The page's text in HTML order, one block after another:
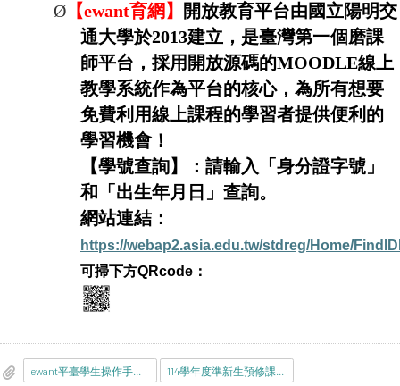
Ø 【ewant育網 】
開放教育平台由國立陽明交
通大學於2013建立，是臺灣第一個磨課
師平台，採用開放源碼的MOODLE線上
教學系統作為平台的核心，為所有想要
免費利用線上課程的學習者提供便利的
學習機會！
【學號查詢】：請輸入「身分證字號」
和「出生年月日」查詢。
網站連結：
https://webap2.asia.edu.tw/stdreg/Home/
可掃下方QRcode：